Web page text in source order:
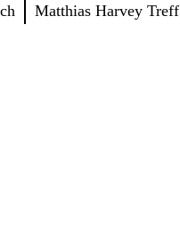
Matthias Harvey Treff